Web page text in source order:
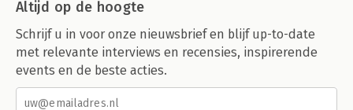
Altijd op de hoogte
Schrijf u in voor onze nieuwsbrief en blijf up-to-date
met relevante interviews en recensies, inspirerende
events en de beste acties.